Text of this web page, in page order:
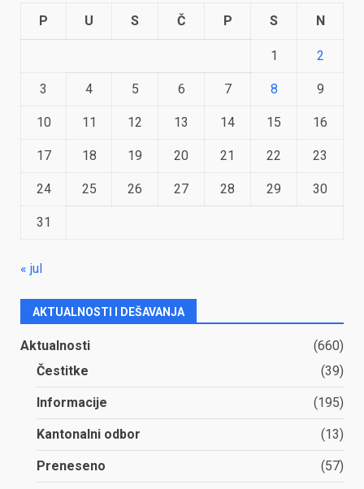
P U S Č P S N
1 2
3 4 5 6 7 8 9
10 11 12 13 14 15 16
17 18 19 20 21 22 23
24 25 26 27 28 29 30
31
« jul
AKTUALNOSTI I DEŠAVANJA
Aktualnosti
(660)
Čestitke
(39)
Informacije (195)
Kantonalni odbor (13)
Preneseno (57)